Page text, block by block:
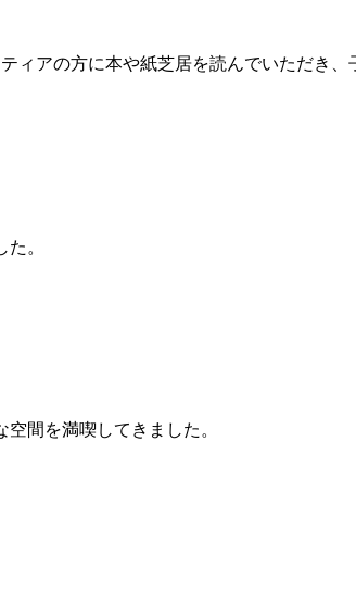
アの方に本や紙芝居を読んでいただき、
。
間を満喫してきました。